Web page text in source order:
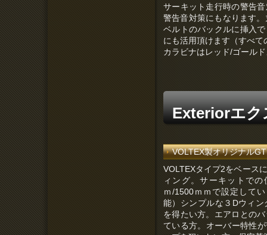
サーキット走行時の警告
警告音対策にもなります
ベルトのバックルに挿入
にも活用頂けます（すべ
カラビナはレッド/ゴール
Exteriorエク
VOLTEX製オリジナル
VOLTEXタイプ2をベース
ィング。サーキットで
ｍ/1500ｍｍで設定して
能）シンプルな３Dウィ
を得たい方。エアロとの
ている方。オーバー特性